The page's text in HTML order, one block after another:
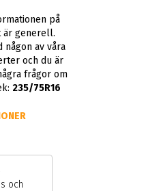
på
är generell.
någon av våra
och du är
frågor om
235/75R16
och